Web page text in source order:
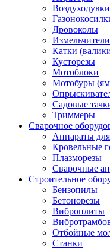
Воздуходувки
Дровоколы
Измельчители
Катки
Кусторезы
Мотоблоки
Мотобуры
Садовые
Триммеры
Сварочное
Аппараты
Кровельные
Плазморезы
Сварочные
Строительное
Бензопилы
Бетонорезы
Виброплиты
Отбойные
Станки